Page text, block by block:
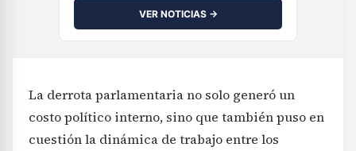
VER NOTICIAS →
La derrota parlamentaria no solo generó un
costo político interno, sino que también puso en
cuestión la dinámica de trabajo entre los